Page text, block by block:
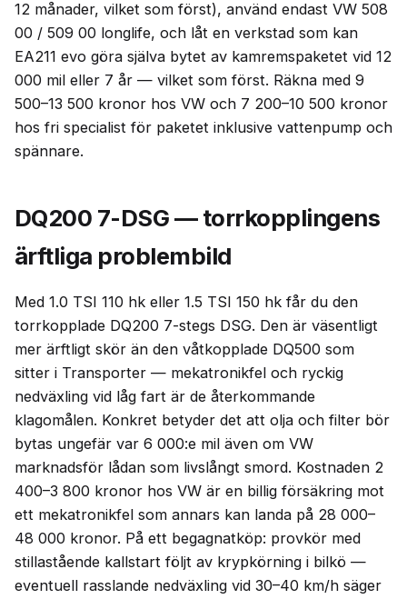
12 månader, vilket som först), använd endast VW 508
00 / 509 00 longlife, och låt en verkstad som kan
EA211 evo göra själva bytet av kamremspaketet vid 12
000 mil eller 7 år — vilket som först. Räkna med 9
500–13 500 kronor hos VW och 7 200–10 500 kronor
hos fri specialist för paketet inklusive vattenpump och
spännare.
DQ200 7-DSG — torrkopplingens
ärftliga problembild
Med 1.0 TSI 110 hk eller 1.5 TSI 150 hk får du den
torrkopplade DQ200 7-stegs DSG. Den är väsentligt
mer ärftligt skör än den våtkopplade DQ500 som
sitter i Transporter — mekatronikfel och ryckig
nedväxling vid låg fart är de återkommande
klagomålen. Konkret betyder det att olja och filter bör
bytas ungefär var 6 000:e mil även om VW
marknadsför lådan som livslångt smord. Kostnaden 2
400–3 800 kronor hos VW är en billig försäkring mot
ett mekatronikfel som annars kan landa på 28 000–
48 000 kronor. På ett begagnatköp: provkör med
stillastående kallstart följt av krypkörning i bilkö —
eventuell rasslande nedväxling vid 30–40 km/h säger